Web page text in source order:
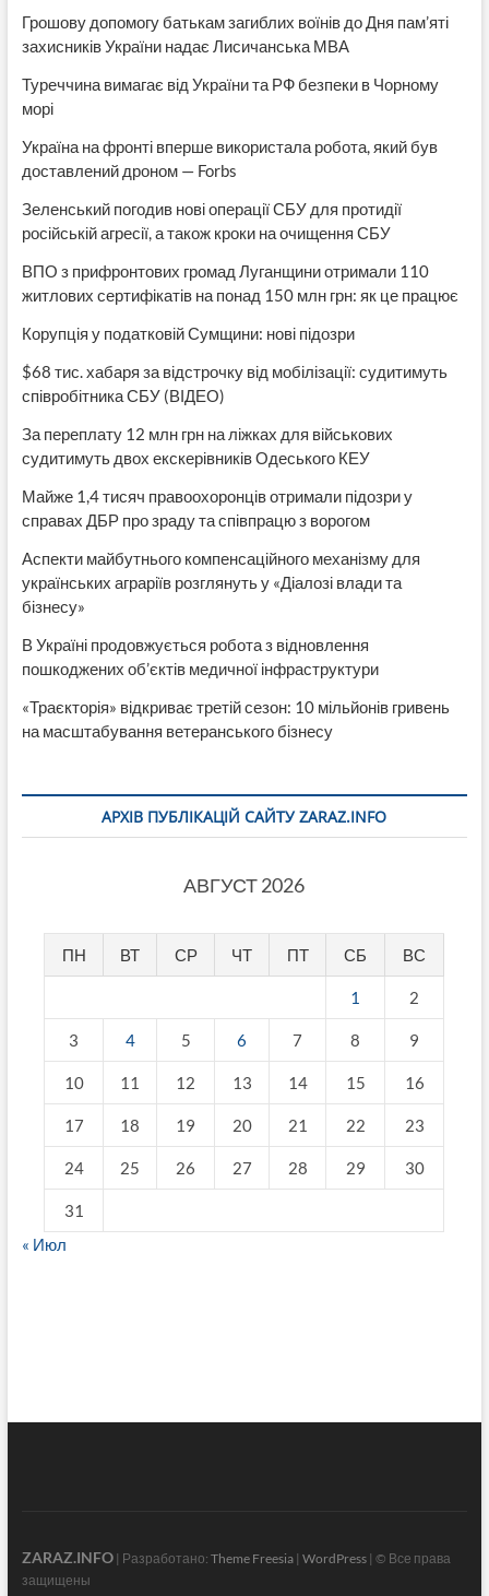
Грошову допомогу батькам загиблих воїнів до Дня пам’яті
захисників України надає Лисичанська МВА
Туреччина вимагає від України та РФ безпеки в Чорному
морі
Україна на фронті вперше використала робота, який був
доставлений дроном — Forbs
Зеленський погодив нові операції СБУ для протидії
російській агресії, а також кроки на очищення СБУ
ВПО з прифронтових громад Луганщини отримали 110
житлових сертифікатів на понад 150 млн грн: як це працює
Корупція у податковій Сумщини: нові підозри
$68 тис. хабаря за відстрочку від мобілізації: судитимуть
співробітника СБУ (ВІДЕО)
За переплату 12 млн грн на ліжках для військових
судитимуть двох екскерівників Одеського КЕУ
Майже 1,4 тисяч правоохоронців отримали підозри у
справах ДБР про зраду та співпрацю з ворогом
Аспекти майбутнього компенсаційного механізму для
українських аграріїв розглянуть у «Діалозі влади та
бізнесу»
В Україні продовжується робота з відновлення
пошкоджених об’єктів медичної інфраструктури
«Траєкторія» відкриває третій сезон: 10 мільйонів гривень
на масштабування ветеранського бізнесу
АРХІВ ПУБЛІКАЦІЙ САЙТУ ZARAZ.INFO
АВГУСТ 2026
ПН ВТ СР ЧТ ПТ СБ ВС
1 2
3 4 5 6 7 8 9
10 11 12 13 14 15 16
17 18 19 20 21 22 23
24 25 26 27 28 29 30
31
« Июл
ZARAZ.INFO| Разработано: Theme Freesia| WordPress| © Все права
защищены